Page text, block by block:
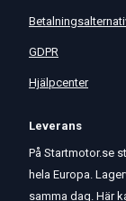
GDPR
Hjälpcenter
Leverans
På Startmotor.se
hela Europa.
samma dag. Här